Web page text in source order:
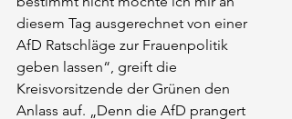
diesem Tag ausgerechnet von einer
AfD Ratschläge zur Frauenpolitik
geben lassen“, greift die
Kreisvorsitzende der Grünen den
Anlass auf. „Denn die AfD prangert